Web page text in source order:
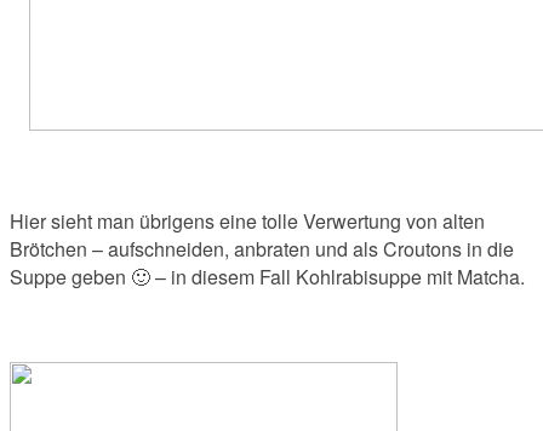
Hier sieht man übrigens eine tolle Verwertung von alten
Brötchen – aufschneiden, anbraten und als Croutons in die
Suppe geben 🙂 – in diesem Fall Kohlrabisuppe mit Matcha.